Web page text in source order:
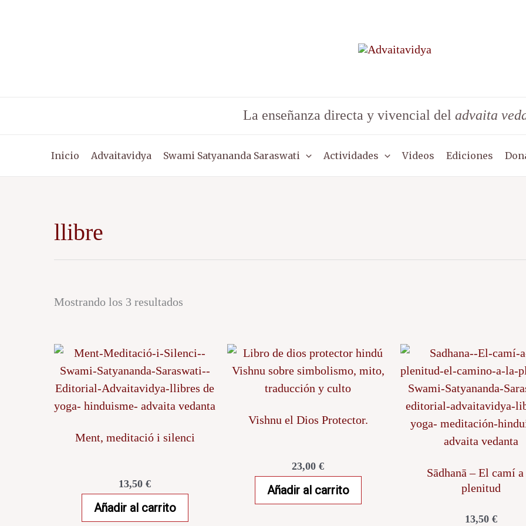
La enseñanza directa y vivencial del advaita
Inicio Advaitavidya Swami Satyananda Saraswati Actividades Videos Ediciones
llibre
Mostrando los 3 resultados
Ment, meditació i silenci
13,50 €
Añadir al carrito
Vishnu el Dios Protector.
23,00 €
Añadir al carrito
Sādhanā – El camí
plenitud
13,50 €